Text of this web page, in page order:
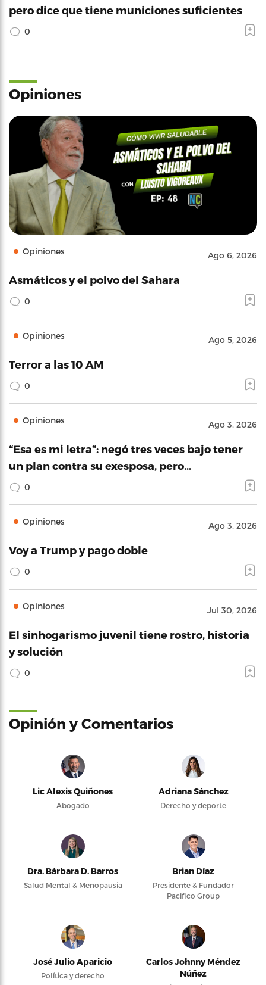
pero dice que tiene municiones suficientes
0
Opiniones
Opiniones Ago 6, 2026
Asmáticos y el polvo del Sahara
0
Opiniones Ago 5, 2026
Terror a las 10 AM
0
Opiniones Ago 3, 2026
“Esa es mi letra”: negó tres veces bajo tener
un plan contra su exesposa, pero…
0
Opiniones Ago 3, 2026
Voy a Trump y pago doble
0
Opiniones Jul 30, 2026
El sinhogarismo juvenil tiene rostro, historia
y solución
0
Opinión y Comentarios
Lic Alexis Quiñones
Abogado
Adriana Sánchez
Derecho y deporte
Dra. Bárbara D. Barros
Salud Mental & Menopausia
Brian Díaz
Presidente & Fundador
Pacifico Group
José Julio Aparicio
Política y derecho
Carlos Johnny Méndez
Núñez